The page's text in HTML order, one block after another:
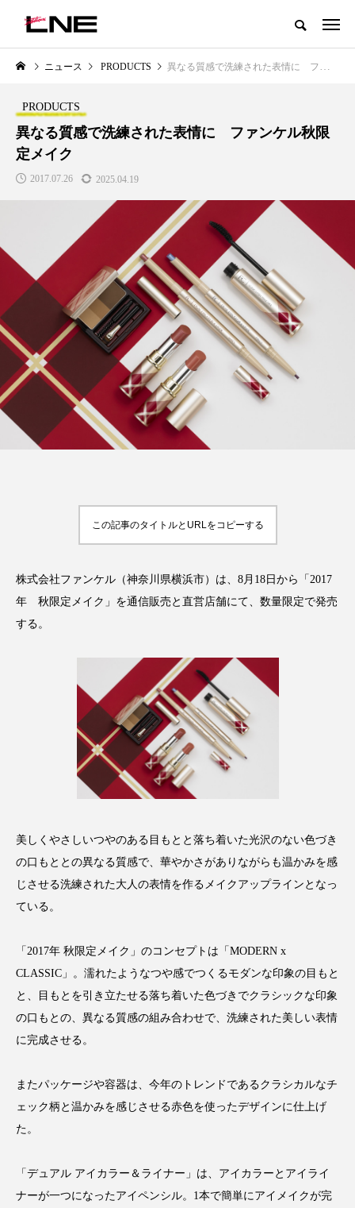
グローバルビューティ＆ヘルスケアビジネス誌
LIFESTYLE
SNSの「加工顔」と美容医療｜AI
がもたらす可能性とこれから
2026.07.13
BUSINESS
GWI調査から読み解く2030年の
都市型スパ――身近なウェルネ
の次世代モデル
2026.08.06
FEATURED 注目の企画
TAG LIST タグ一覧
AI B2B BeautyTech ChatGPT
Instagram
アスレジャーコスメ アレルギー アロマ
アンチエイジング アンチソリチュード
インタビュー インナービューティー 冷え
インナービューティーアワード2025受賞商品
ウェアラブルデバイス ウェルネス
ウェルビーイング エイジングケア
カウンセラー カウンセリング
カカイオイル ガジェット キーワード
コグニティブヘルス コスト削減
ニュース PRODUCTS 異なる質感で洗練された表情に ファンケル秋限定メイク
PRODUCTS
異なる質感で洗練された表情に ファンケル秋限
定メイク
2017.07.26 2025.04.19
この記事のタイトルとURLをコピーする
株式会社ファンケル（神奈川県横浜市）は、8月18日から「2017
年 秋限定メイク」を通信販売と直営店舗にて、数量限定で発売
する。
美しくやさしいつやのある目もとと落ち着いた光沢のない色づき
の口もととの異なる質感で、華やかさがありながらも温かみを感
じさせる洗練された大人の表情を作るメイクアップラインとなっ
ている。
「2017年 秋限定メイク」のコンセプトは「MODERN x
CLASSIC」。濡れたようなつや感でつくるモダンな印象の目もと
と、目もとを引き立たせる落ち着いた色づきでクラシックな印象
の口もとの、異なる質感の組み合わせで、洗練された美しい表情
に完成させる。
またパッケージや容器は、今年のトレンドであるクラシカルなチ
ェック柄と温かみを感じさせる赤色を使ったデザインに仕上げ
た。
「デュアル アイカラー＆ライナー」は、アイカラーとアイライ
ナーが一つになったアイペンシル。1本で簡単にアイメイクが完